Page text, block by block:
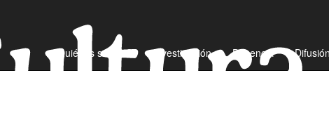
¿Quiénes somos? Investigación Docencia Difusión